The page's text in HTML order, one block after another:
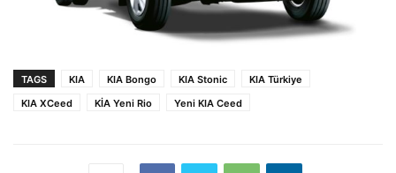
TAGS KIA KIA Bongo KIA Stonic
KIA Türkiye
KIA XCeed
KİA Yeni Rio Yeni KIA Ceed